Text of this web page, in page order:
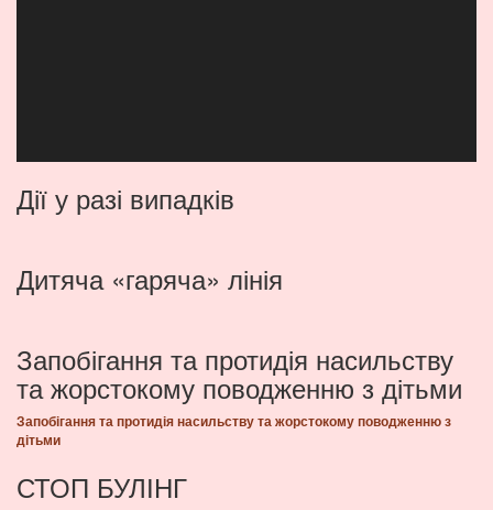
Дії у разі випадків
Дитяча «гаряча» лінія
Запобігання та протидія насильству
та жорстокому поводженню з дітьми
Запобігання та протидія насильству та жорстокому поводженню з
дітьми
СТОП БУЛІНГ